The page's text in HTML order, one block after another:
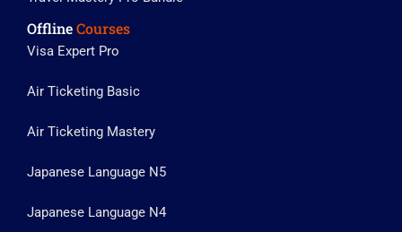
OfflineCourses
Visa Expert Pro
Air Ticketing Basic
Air Ticketing Mastery
Japanese Language N5
Japanese Language N4